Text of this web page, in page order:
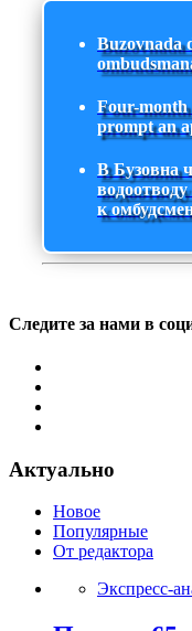
Buzovnada
Four-month
prompt an
В Бузовна
к
Следите за нами в
Актуально
Новое
Популярные
От редактора
Экспресс-